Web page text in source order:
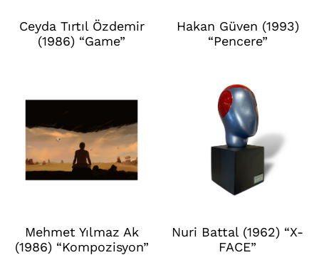
Ceyda Tırtıl Özdemir
(1986) “Game”
Hakan Güven (1993)
“Pencere”
Mehmet Yılmaz Ak
(1986) “Kompozisyon”
Nuri Battal (1962) “X-
FACE”